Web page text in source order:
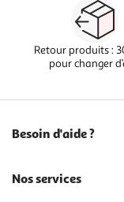
Retour produits :
pour changer
Besoin d'aide ?
Nos services